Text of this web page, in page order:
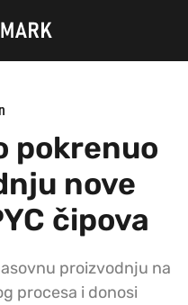
pokrenuo
nove
čipova
proizvodnju na
procesa i donosi